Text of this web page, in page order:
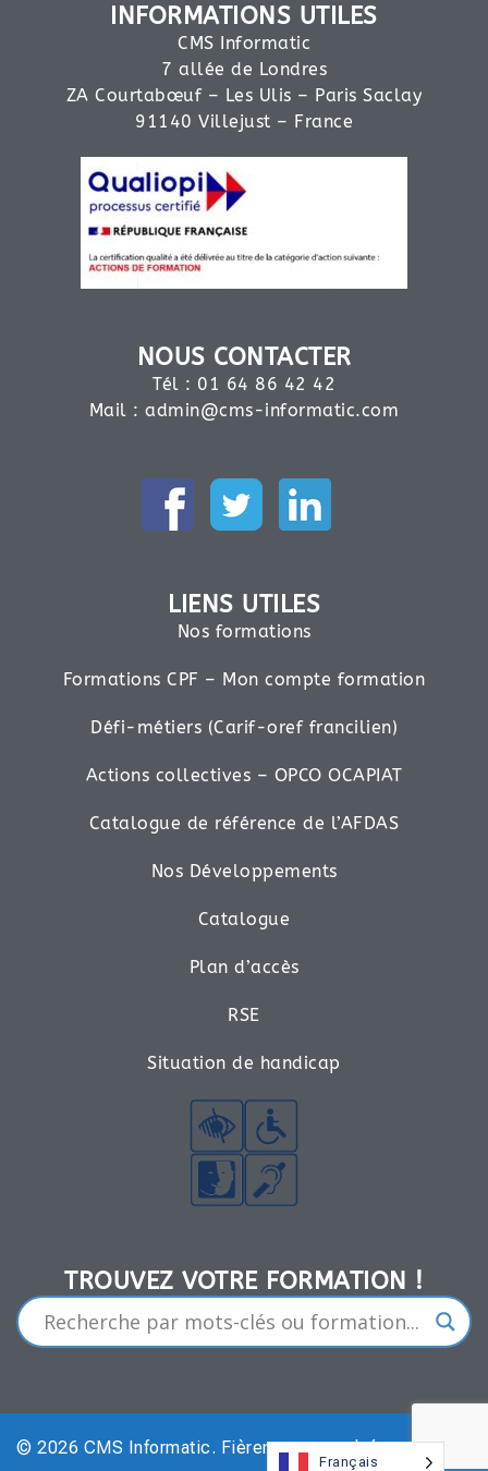
INFORMATIONS UTILES
CMS Informatic
7 allée de Londres
ZA Courtabœuf – Les Ulis – Paris Saclay
91140 Villejust – France
NOUS CONTACTER
Tél : 01 64 86 42 42
Mail :admin@cms-informatic.com
LIENS UTILES
Nos formations
Formations CPF – Mon compte formation
Défi-métiers (Carif-oref francilien)
Actions collectives – OPCO OCAPIAT
Catalogue de référence de l’AFDAS
Nos Développements
Catalogue
Plan d’accès
RSE
Situation de handicap
TROUVEZ VOTRE FORMATION !​
© 2026 CMS Informatic. Fièrement propulsé parSydney
Français